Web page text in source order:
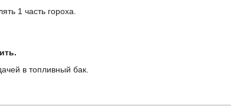
1 часть гороха.
в топливный бак.